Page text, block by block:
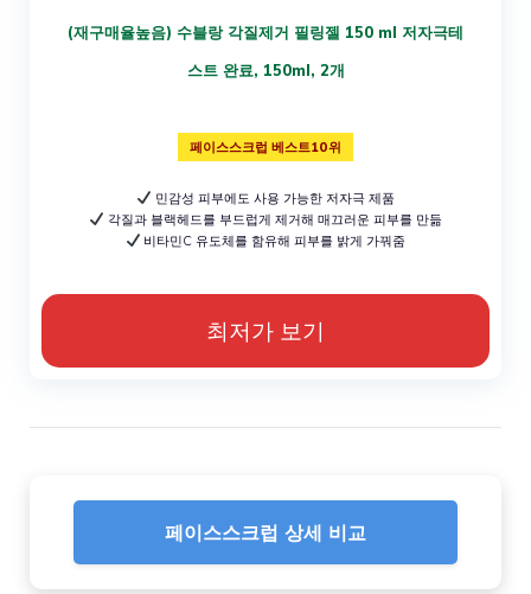
(재구매율높음) 수블랑 각질제거 필링젤 150 ml 저자극테
스트 완료, 150ml, 2개
페이스스크럽 베스트10위
민감성 피부에도 사용 가능한 저자극 제품
각질과 블랙헤드를 부드럽게 제거해 매끄러운 피부를 만듦
비타민C 유도체를 함유해 피부를 밝게 가꿔줌
최저가 보기
페이스스크럽 상세 비교